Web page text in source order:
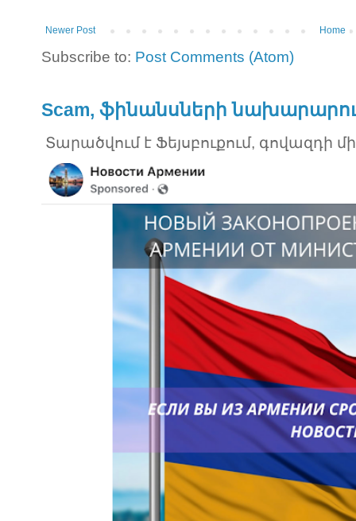
Newer Post Home
Subscribe to: Post Comments (Atom)
Scam, ֆինանսների
Տարածվում է Ֆեյսբուքում, գովազդի